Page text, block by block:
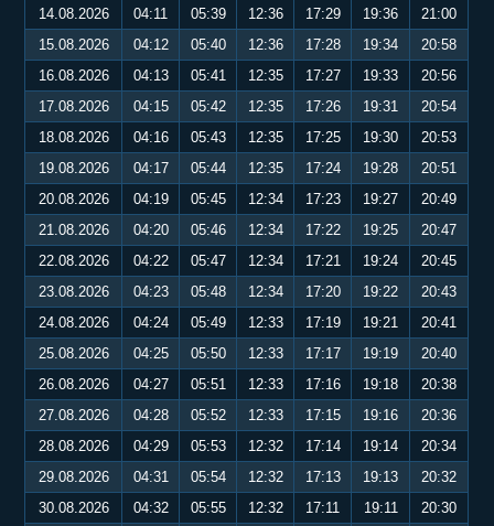
14.08.2026
04:11 05:39 12:36 17:29 19:36
21:00
15.08.2026
04:12 05:40 12:36 17:28 19:34
20:58
16.08.2026
04:13 05:41 12:35 17:27 19:33
20:56
17.08.2026
04:15 05:42 12:35 17:26 19:31
20:54
18.08.2026
04:16 05:43 12:35 17:25 19:30
20:53
19.08.2026
04:17 05:44 12:35 17:24 19:28
20:51
20.08.2026
04:19 05:45 12:34 17:23 19:27
20:49
21.08.2026
04:20 05:46 12:34 17:22 19:25
20:47
22.08.2026
04:22 05:47 12:34 17:21 19:24
20:45
23.08.2026
04:23 05:48 12:34 17:20 19:22
20:43
24.08.2026
04:24 05:49 12:33 17:19 19:21
20:41
25.08.2026
04:25 05:50 12:33 17:17 19:19
20:40
26.08.2026
04:27 05:51 12:33 17:16 19:18
20:38
27.08.2026
04:28 05:52 12:33 17:15 19:16
20:36
28.08.2026
04:29 05:53 12:32 17:14 19:14
20:34
29.08.2026
04:31 05:54 12:32 17:13 19:13
20:32
30.08.2026
04:32 05:55 12:32 17:11 19:11
20:30